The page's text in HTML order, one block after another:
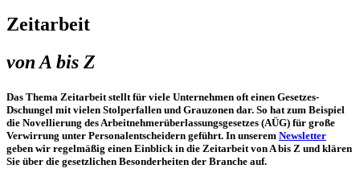
Zeitarbeit
von A bis Z
Das Thema Zeitarbeit stellt für viele Unternehmen oft einen Gesetzes-
Dschungel mit vielen Stolperfallen und Grauzonen dar. So hat zum Beispiel
die Novellierung des Arbeitnehmerüberlassungsgesetzes (AÜG) für große
Verwirrung unter Personalentscheidern geführt. In unserem Newsletter
geben wir regelmäßig einen Einblick in die Zeitarbeit von A bis Z und klären
Sie über die gesetzlichen Besonderheiten der Branche auf.